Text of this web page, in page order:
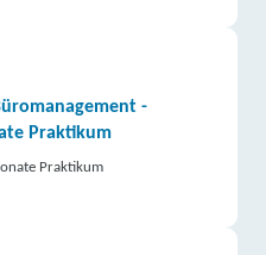
-
Praktikum
Praktikum